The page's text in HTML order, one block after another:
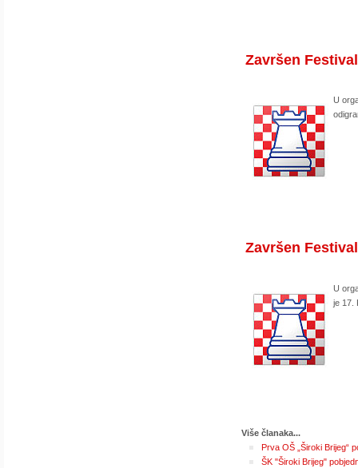
Završen
U
Završen
U
je 17.
Više članaka...
Prva OŠ „Široki Brijeg“
ŠK "Široki Brijeg"